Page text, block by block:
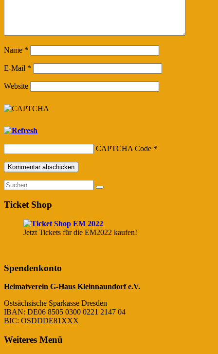
Name *
E-Mail *
Website
CAPTCHA Code *
Ticket Shop
Jetzt Tickets für die EM2022 kaufen!
Spendenkonto
Heimatverein G-Haus Kleinnaundorf e.V.
Ostsächsische Sparkasse Dresden
IBAN: DE06 8505 0300 0221 2147 04
BIC: OSDDDE81XXX
Weiteres Menü